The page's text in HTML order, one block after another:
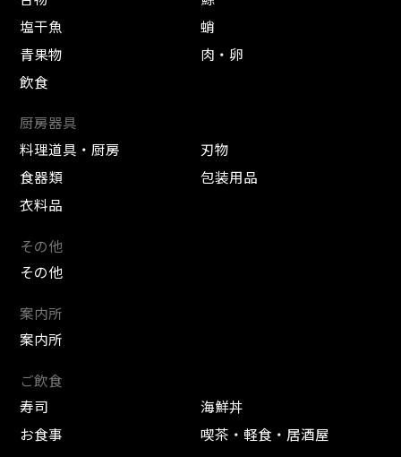
塩干魚
蛸
青果物
肉・卵
飲食
厨房器具
料理道具・厨房
刃物
食器類
包装用品
衣料品
その他
その他
案内所
案内所
ご飲食
寿司
海鮮丼
お食事
喫茶・軽食・居酒屋